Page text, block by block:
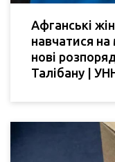
Афганські
навчатися
нові
Талібану |